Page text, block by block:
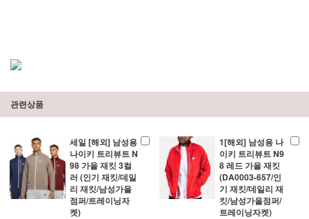
관련상품
세일 [해외] 남성용
나이키 트리뷰트 N
98 가을 재킷 3컬
러 (인기 재킷/데일
리 재킷/남성가을
점퍼/트레이닝자
켓)
1[해외] 남성용 나
이키 트리뷰트 N9
8 레드 가을 재킷
(DA0003-657/인
기 재킷/데일리 재
킷/남성가을점퍼/
트레이닝자켓)